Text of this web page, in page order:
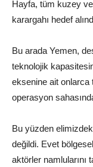
Hayfa, tüm kuzey
karargahı hedef
Bu arada Yemen,
teknolojik
eksenine ait
operasyon
Bu yüzden
değildi. Evet
aktörler namlularını